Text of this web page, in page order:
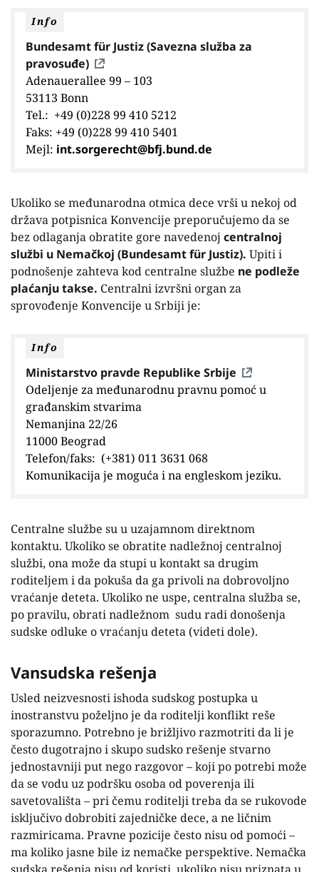
Info
Bundesamt für Justiz (Savezna služba za
pravosuđe)
Adenauerallee 99 – 103
53113 Bonn
Tel.: +49 (0)228 99 410 5212
Faks: +49 (0)228 99 410 5401
Mejl: int.sorgerecht@bfj.bund.de
Ukoliko se međunarodna otmica dece vrši u nekoj od
država potpisnica Konvencije preporučujemo da se
bez odlaganja obratite gore navedenoj centralnoj
službi u Nemačkoj (Bundesamt für Justiz). Upiti i
podnošenje zahteva kod centralne službe ne podleže
plaćanju takse. Centralni izvršni organ za
sprovođenje Konvencije u Srbiji je:
Info
Ministarstvo pravde Republike Srbije
Odeljenje za međunarodnu pravnu pomoć u
građanskim stvarima
Nemanjina 22/26
11000 Beograd
Telefon/faks: (+381) 011 3631 068
Komunikacija je moguća i na engleskom jeziku.
Centralne službe su u uzajamnom direktnom
kontaktu. Ukoliko se obratite nadležnoj centralnoj
službi, ona može da stupi u kontakt sa drugim
roditeljem i da pokuša da ga privoli na dobrovoljno
vraćanje deteta. Ukoliko ne uspe, centralna služba se,
po pravilu, obrati nadležnom sudu radi donošenja
sudske odluke o vraćanju deteta (videti dole).
Vansudska rešenja
Usled neizvesnosti ishoda sudskog postupka u
inostranstvu poželjno je da roditelji konflikt reše
sporazumno. Potrebno je brižljivo razmotriti da li je
često dugotrajno i skupo sudsko rešenje stvarno
jednostavniji put nego razgovor – koji po potrebi može
da se vodu uz podršku osoba od poverenja ili
savetovališta – pri čemu roditelji treba da se rukovode
isključivo dobrobiti zajedničke dece, a ne ličnim
razmiricama. Pravne pozicije često nisu od pomoći –
ma koliko jasne bile iz nemačke perspektive. Nemačka